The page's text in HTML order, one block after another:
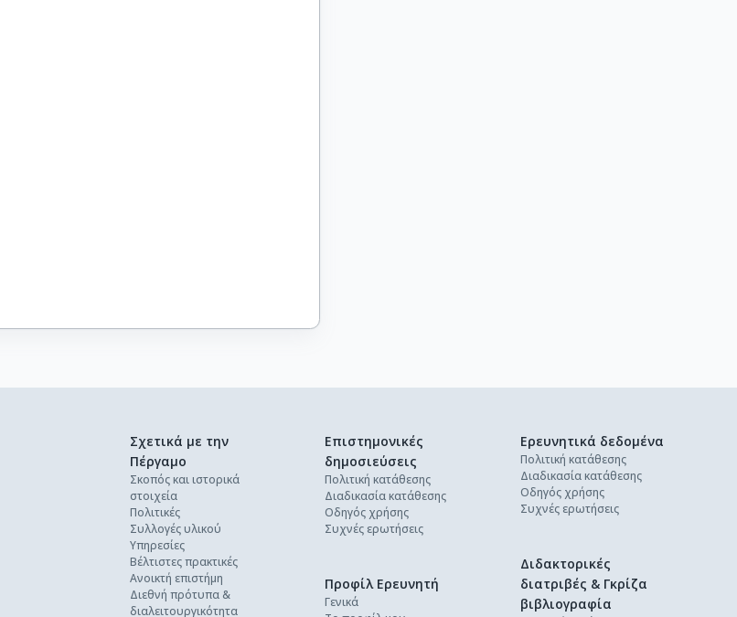
Σχετικά με την
Πέργαμο
Σκοπός και ιστορικά
στοιχεία
Πολιτικές
Συλλογές υλικού
Υπηρεσίες
Βέλτιστες πρακτικές
Ανοικτή επιστήμη
Διεθνή πρότυπα &
διαλειτουργικότητα
Επιστημονικές
δημοσιεύσεις
Πολιτική κατάθεσης
Διαδικασία κατάθεσης
Οδηγός χρήσης
Συχνές ερωτήσεις
Ερευνητικά δεδομένα
Πολιτική κατάθεσης
Διαδικασία κατάθεσης
Οδηγός χρήσης
Συχνές ερωτήσεις
Διδακτορικές
διατριβές & Γκρίζα
βιβλιογραφία
Προφίλ Ερευνητή
Γενικά